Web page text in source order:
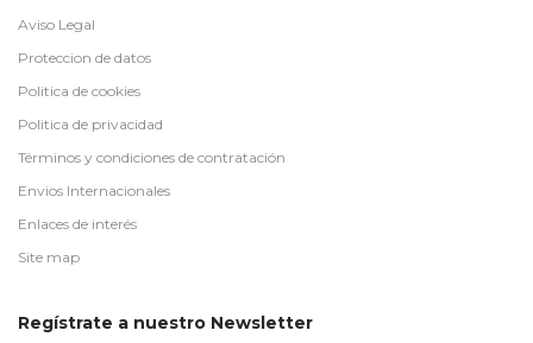
Aviso Legal
Proteccion de datos
Politica de cookies
Politica de privacidad
Términos y condiciones de contratación
Envios Internacionales
Enlaces de interés
Site map
Regístrate a nuestro Newsletter